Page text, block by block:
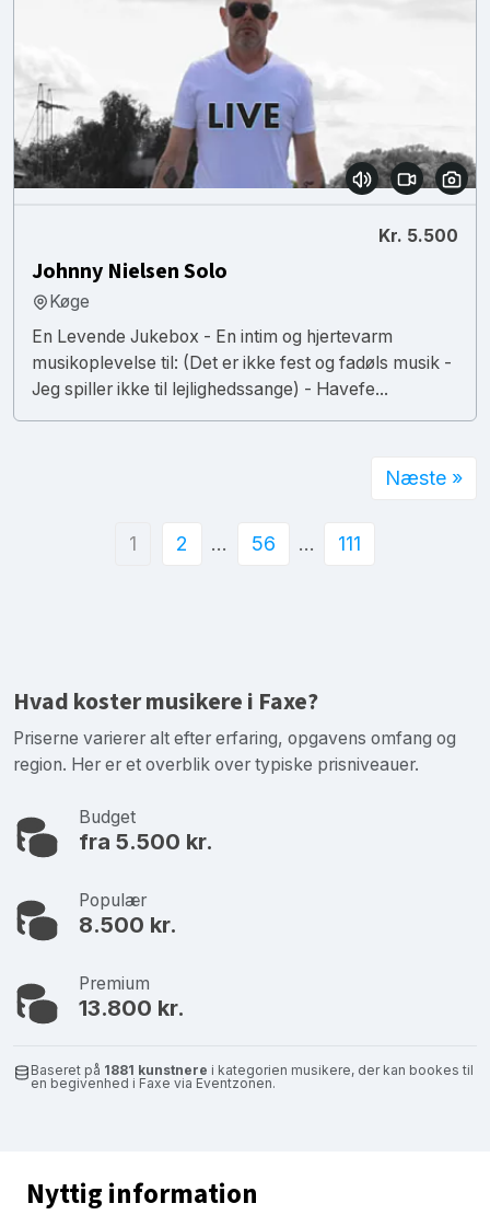
Kr. 5.500
Johnny Nielsen Solo
Køge
En Levende Jukebox - En intim og hjertevarm
musikoplevelse til: (Det er ikke fest og fadøls musik -
Jeg spiller ikke til lejlighedssange) - Havefe...
1 2 … 56 … 111
Næste »
Hvad koster musikere i Faxe?
Priserne varierer alt efter erfaring, opgavens omfang og
region. Her er et overblik over typiske prisniveauer.
Budget
fra 5.500 kr.
Populær
8.500 kr.
Premium
13.800 kr.
Baseret på 1881 kunstnere i kategorien musikere, der kan bookes til
en begivenhed i Faxe via Eventzonen.
Nyttig information